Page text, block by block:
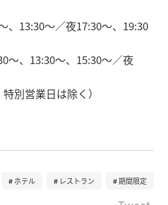
、13:30～／夜17:30～、19:30
～、13:30～、15:30～／夜
別営業日は除く）
ホテル レストラン 期間限定